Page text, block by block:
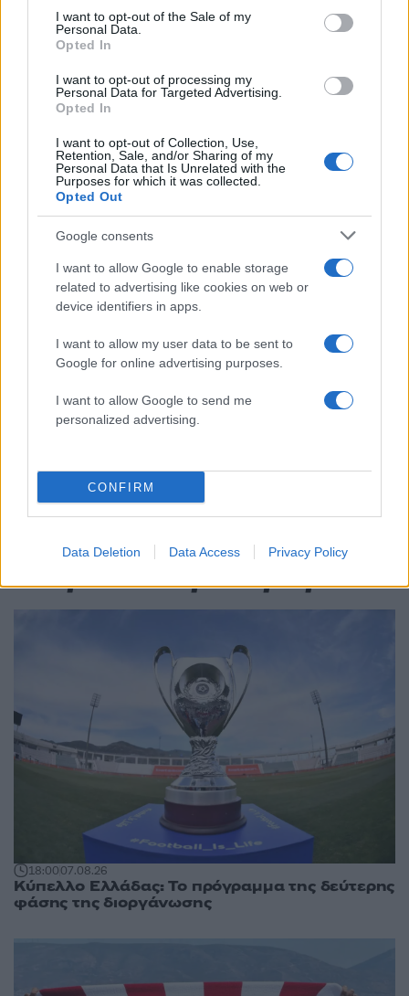
consent section.
I want to opt-out of the Sale of my
Personal Data.
Opted In
I want to opt-out of processing my
Personal Data for Targeted Advertising.
Opted In
I want to opt-out of Collection, Use,
Retention, Sale, and/or Sharing of my
Personal Data that Is Unrelated with the
Purposes for which it was collected.
Opted Out
Google consents
I want to allow Google to enable storage
related to advertising like cookies on web or
device identifiers in apps.
I want to allow my user data to be sent to
Google for online advertising purposes.
I want to allow Google to send me
personalized advertising.
CONFIRM
Data Deletion Data Access Privacy Policy
ερμηνεύει η Κατερίνα Λιόλιου
Πιο σχολιασμένα
Έφυγαν οι συνεργάτες, μένει η Μαρία
Καρυστιανού - Η επόμενη μέρα για την
«Ελπίδα για τη Δημοκρατία»
Canadair 515: Οι πρώτες εικόνες από την
κατασκευή του αεροσκάφους που θα
επιχειρεί και τη νύχτα στα μέτωπα της
φωτιάς
Marfin: Η 46χρονη πήρε προθεσμία για
να απολογηθεί την Τρίτη – «Είναι αθώα,
συμμετείχε στη διαδήλωση όπως και
100.000 άτομα»
Μεταφορές χρημάτων: Πότε μπορεί να
θεωρηθούν δωρεές και να επιβληθεί
φόρος – Τι ισχυεί για τις γονικές παροχές
Το πολωμένο μελτέμι που τροφοδότησε
τις φωτιές σε Αττική και Βοιωτία: «Από τα
ισχυρότερα επεισόδια των τελευταίων 50
Αθλητικά:
Περισσότερα άρθρα
18:0007.08.26
Κύπελλο Ελλάδας: Το πρόγραμμα της δεύτερης
φάσης της διοργάνωσης